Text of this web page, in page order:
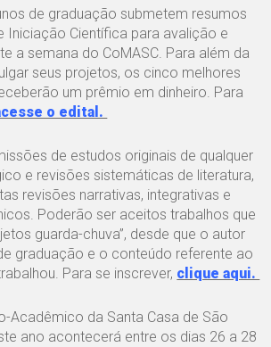
de graduação submetem resumos
Iniciação Científica para avalição e
a semana do CoMASC. Para além da
seus projetos, os cinco melhores
um prêmio em dinheiro. Para
o edital.
de estudos originais de qualquer
e revisões sistemáticas de literatura,
revisões narrativas, integrativas e
Poderão ser aceitos trabalhos que
guarda-chuva”, desde que o autor
graduação e o conteúdo referente ao
Para se inscrever, clique aqui.
Acadêmico da Santa Casa de São
ano acontecerá entre os dias 26 a 28